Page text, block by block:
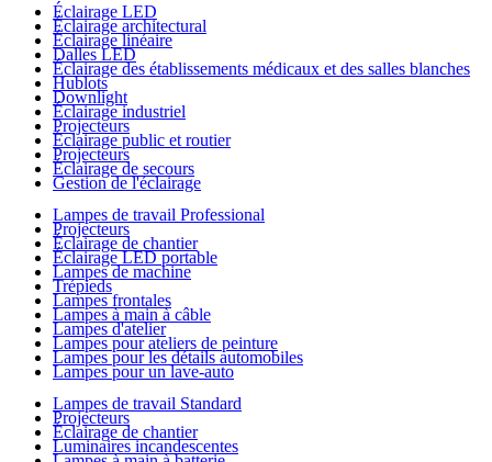
Éclairage LED
Éclairage architectural
Éclairage linéaire
Dalles LED
Éclairage des établissements médicaux et des salles blanches
Hublots
Downlight
Éclairage industriel
Projecteurs
Éclairage public et routier
Projecteurs
Éclairage de secours
Gestion de l'éclairage
Lampes de travail Professional
Projecteurs
Éclairage de chantier
Éclairage LED portable
Lampes de machine
Trépieds
Lampes frontales
Lampes à main à câble
Lampes d'atelier
Lampes pour ateliers de peinture
Lampes pour les détails automobiles
Lampes pour un lave-auto
Lampes de travail Standard
Projecteurs
Éclairage de chantier
Luminaires incandescentes